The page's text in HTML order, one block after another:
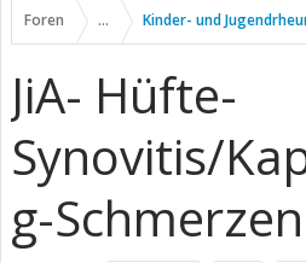
Foren ... Kinder- und
JiA- Hüfte-
Synovitis/
g-Schmerzen